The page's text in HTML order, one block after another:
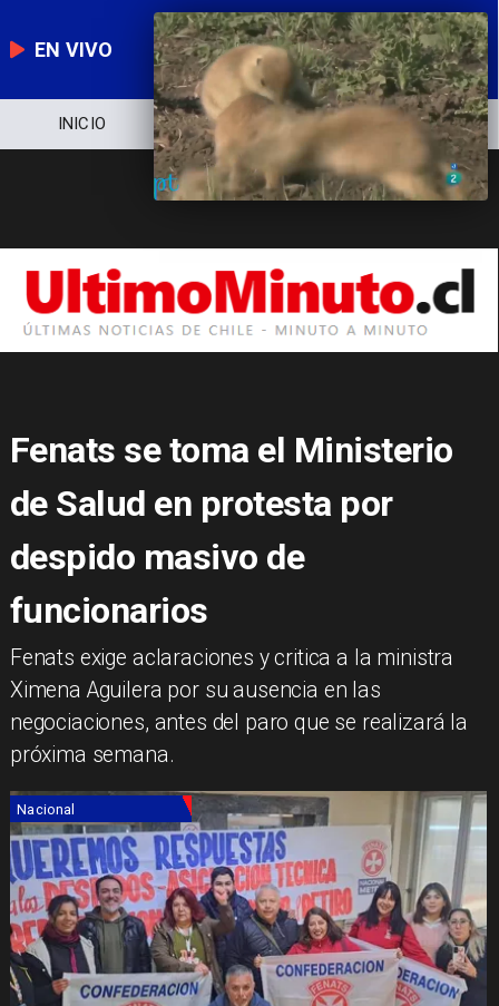
EN VIVO
NOTICIERO POLÍTICA ECONOMÍA
Fenats se toma el Ministerio
de Salud en protesta por
despido masivo de
funcionarios
Fenats exige aclaraciones y critica a la ministra
Ximena Aguilera por su ausencia en las
negociaciones, antes del paro que se realizará la
próxima semana.
Nacional